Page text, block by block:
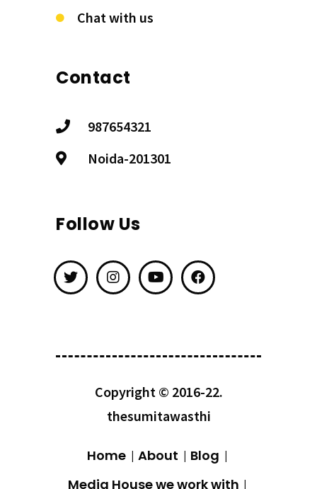
Chat with us
Contact
987654321
Noida-201301
Follow Us
Copyright © 2016-22.
thesumitawasthi
Home About
Blog
Media House we work with